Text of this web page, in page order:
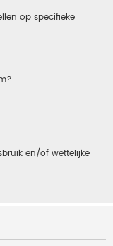
op specifieke
en/of wettelijke